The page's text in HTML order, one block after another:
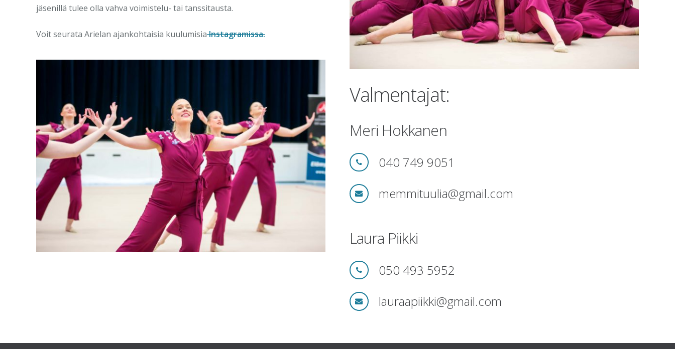
jäsenillä tulee olla vahva voimistelu- tai tanssitausta.
Voit seurata Arielan ajankohtaisia kuulumisiaInstagramissa.
Valmentajat:
Meri Hokkanen
040 749 9051
memmituulia@gmail.com
Laura Piikki
050 493 5952
lauraapiikki@gmail.com